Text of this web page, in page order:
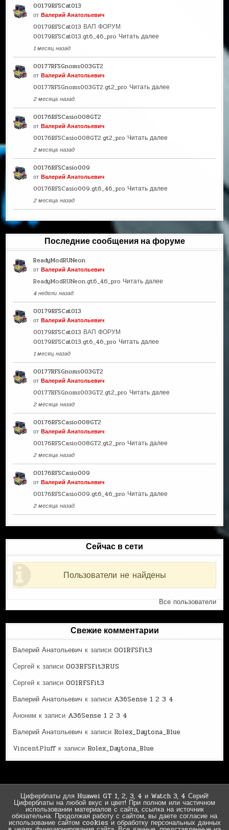
00179RFSCat013
отВалерий Анатольевич
00179RFSCat013 ВАП ФОРУМ
00179RFSCat013.gt6_46_pro Читать далее
1 месяц назад
00177RFSGnoms003GT2
отВалерий Анатольевич
00177RFSGnoms003GT2.gt2_pro Читать далее
2 месяца назад
00176RFSCasio008GT2
отВалерий Анатольевич
00176RFSCasio008GT2.gt2_pro Читать далее
2 месяца назад
00176RFSCasio009
отВалерий Анатольевич
00176RFSCasio009.gt6_46_pro Читать далее
2 месяца назад
Последние сообщения на форуме
ReadyModRUNeon
отВалерий Анатольевич
ReadyModRUNeon.gt6_46_pro Читать далее
4 недели назад
00179RFSCat013
отВалерий Анатольевич
00179RFSCat013 ВАП ФОРУМ
00179RFSCat013.gt6_46_pro Читать далее
1 месяц назад
00177RFSGnoms003GT2
отВалерий Анатольевич
00177RFSGnoms003GT2.gt2_pro Читать далее
2 месяца назад
00176RFSCasio008GT2
отВалерий Анатольевич
00176RFSCasio008GT2.gt2_pro Читать далее
2 месяца назад
00176RFSCasio009
отВалерий Анатольевич
00176RFSCasio009.gt6_46_pro Читать далее
2 месяца назад
Сейчас в сети
Пользователи не найдены
Все пользователи
Свежие комментарии
Валерий Анатольевич к записи001RFSFit3
Сергей к записи003RFSFit3RUS
Сергей к записи001RFSFit3
Валерий Анатольевич к записи A36Sense 1 2 3 4
Аноним к записи A36Sense 1 2 3 4
Валерий Анатольевич к записи Rolex_Daytona_Blue
VincentPluffк записи Rolex_Daytona_Blue
Циферблаты для Huawei GT 1, 2, 3, 4 и Watch 3, 4 Серий!
Циферблаты на любой вкус и цвет! При полном или частичном
использовании материалов с сайта, ссылка на источник
обязательна. Продолжая работу с сайтом, вы даете согласие на
использование сайтом cookies и обработку персональных данных